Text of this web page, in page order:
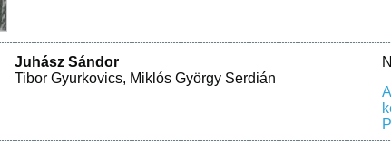
Juhász Sándor
Tibor Gyurkovics, Miklós György Serdián